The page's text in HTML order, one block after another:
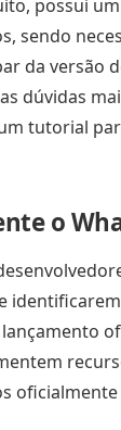
possui
sendo
da versão
dúvidas
tutorial
o